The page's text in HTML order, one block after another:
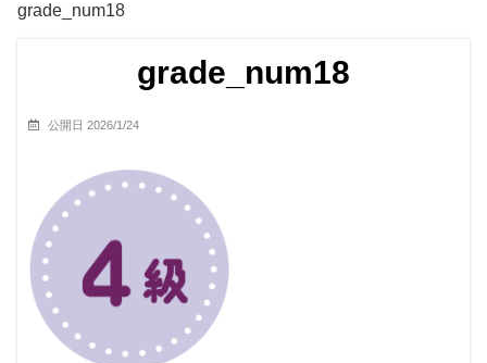
grade_num18
grade_num18
公開日 2026/1/24